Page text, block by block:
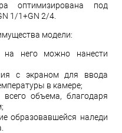
оптимизирована под
1/1+GN 2/4.
модели:
него можно нанести
с экраном для ввода
в камере;
объема, благодаря
образовавшейся наледи